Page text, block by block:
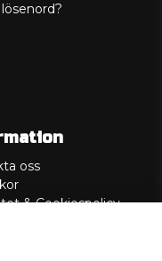
oss
& Cookiespolicy
Garanti